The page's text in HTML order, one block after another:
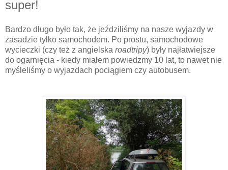
super!
Bardzo długo było tak, że jeździliśmy na nasze wyjazdy w
zasadzie tylko samochodem. Po prostu, samochodowe
wycieczki (czy też z angielska roadtripy) były najłatwiejsze
do ogarnięcia - kiedy miałem powiedzmy 10 lat, to nawet nie
myśleliśmy o wyjazdach pociągiem czy autobusem.